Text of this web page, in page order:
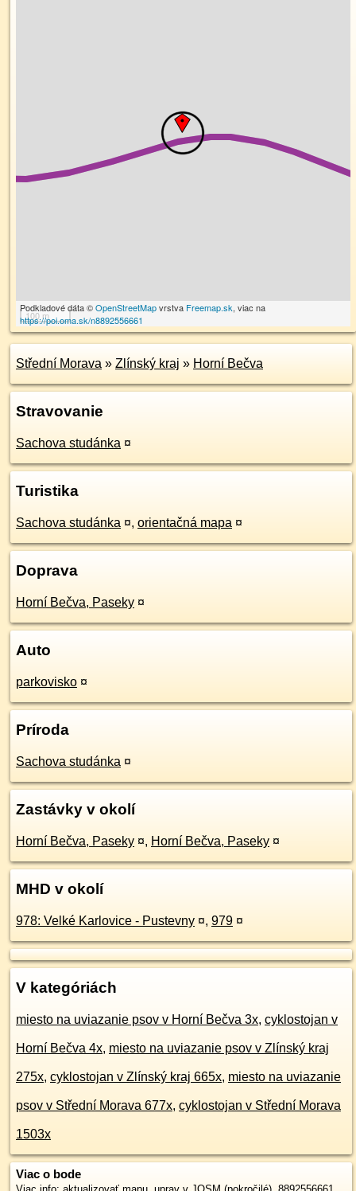
100 m
Podkladové dáta ©OpenStreetMapvrstva Freemap.sk, viac na
https://poi.oma.sk/n8892556661
Střední Morava » Zlínský kraj » Horní Bečva
Stravovanie
Sachova studánka ¤
Turistika
Sachova studánka ¤, orientačná mapa ¤
Doprava
Horní Bečva, Paseky ¤
Auto
parkovisko ¤
Príroda
Sachova studánka ¤
Zastávky v okolí
Horní Bečva, Paseky ¤, Horní Bečva, Paseky ¤
MHD v okolí
978: Velké Karlovice - Pustevny ¤, 979 ¤
V kategóriách
miesto na uviazanie psov v Horní Bečva 3x, cyklostojan v
Horní Bečva 4x, miesto na uviazanie psov v Zlínský kraj
275x, cyklostojan v Zlínský kraj 665x, miesto na uviazanie
psov v Střední Morava 677x, cyklostojan v Střední Morava
1503x
Viac o bode